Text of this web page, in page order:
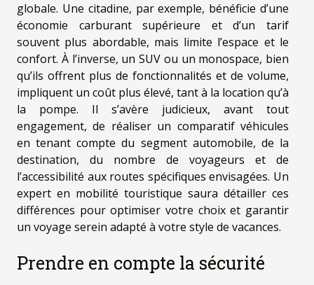
globale. Une citadine, par exemple, bénéficie d’une
économie carburant supérieure et d’un tarif
souvent plus abordable, mais limite l’espace et le
confort. À l’inverse, un SUV ou un monospace, bien
qu’ils offrent plus de fonctionnalités et de volume,
impliquent un coût plus élevé, tant à la location qu’à
la pompe. Il s’avère judicieux, avant tout
engagement, de réaliser un comparatif véhicules
en tenant compte du segment automobile, de la
destination, du nombre de voyageurs et de
l’accessibilité aux routes spécifiques envisagées. Un
expert en mobilité touristique saura détailler ces
différences pour optimiser votre choix et garantir
un voyage serein adapté à votre style de vacances.
Prendre en compte la sécurité